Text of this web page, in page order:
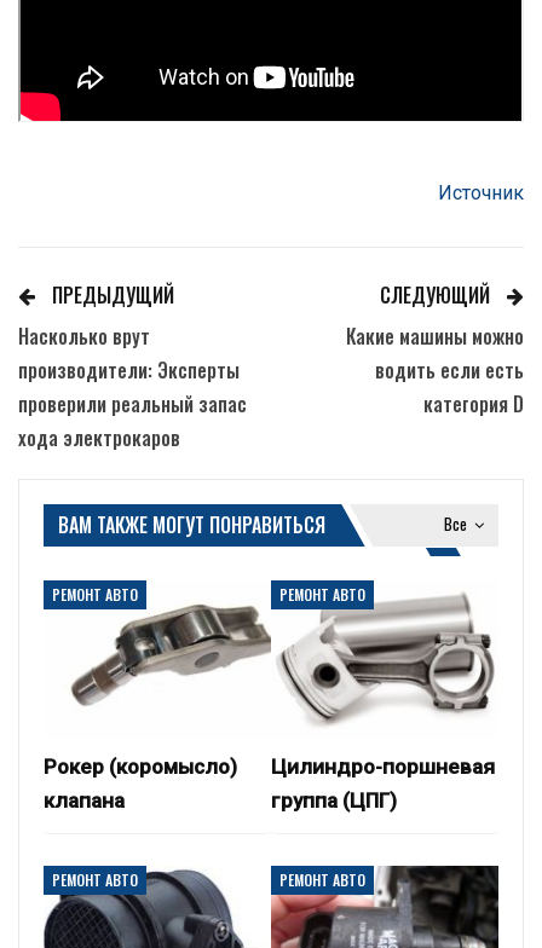
Источник
ПРЕДЫДУЩИЙ
Насколько врут
производители: Эксперты
проверили реальный запас
хода электрокаров
СЛЕДУЮЩИЙ
Какие машины можно
водить если есть
категория D
Все
ВАМ ТАКЖЕ МОГУТ ПОНРАВИТЬСЯ
РЕМОНТ АВТО
Рокер (коромысло)
клапана
РЕМОНТ АВТО
Цилиндро-поршневая
группа (ЦПГ)
РЕМОНТ АВТО РЕМОНТ АВТО